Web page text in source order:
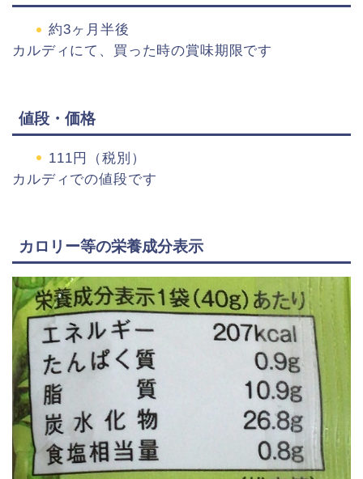
約3ヶ月半後
カルディにて、買った時の賞味期限です
値段・価格
111 円（税別）
カルディでの値段です
カロリー等の栄養成分表示